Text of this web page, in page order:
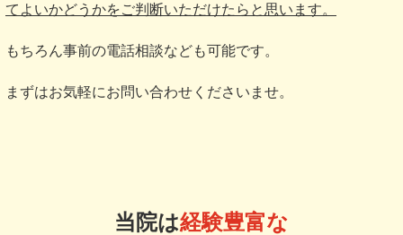
てよいかどうかをご判断いただけたらと思います。
もちろん事前の電話相談なども可能です。
まずはお気軽にお問い合わせくださいませ。
当院は経験豊富な